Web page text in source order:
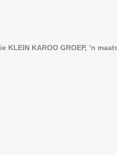
KAROO GROEP, ’n